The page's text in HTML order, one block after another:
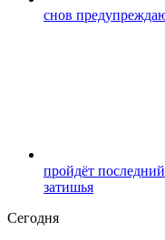
снов
пройдёт
затишья
Сегодня